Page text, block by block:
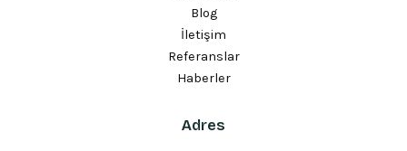
Blog
İletişim
Referanslar
Haberler
Adres